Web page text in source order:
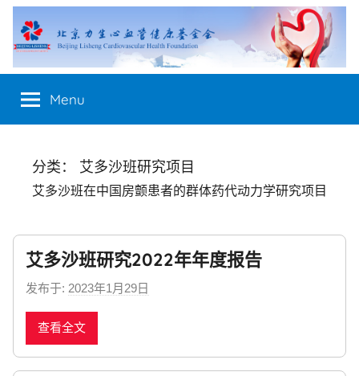
Skip
content
Menu
分类： 艾多沙班研究项目
艾多沙班在中国房颤患者的群体药代动力学研究项目
艾多沙班研究2022年年度报告
发布于: 2023年1月29日
w
查看全文